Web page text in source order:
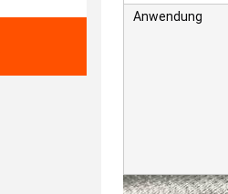
Anwendung